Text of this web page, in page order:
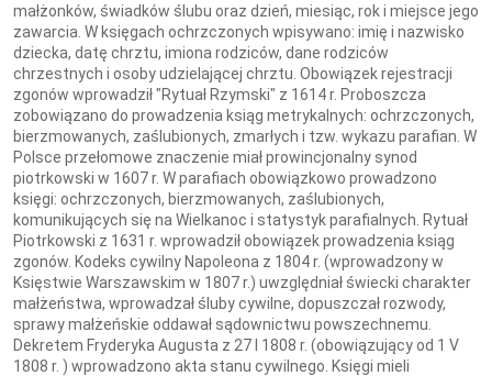
małżonków, świadków ślubu oraz dzień, miesiąc, rok i miejsce jego
zawarcia. W księgach ochrzczonych wpisywano: imię i nazwisko
dziecka, datę chrztu, imiona rodziców, dane rodziców
chrzestnych i osoby udzielającej chrztu. Obowiązek rejestracji
zgonów wprowadził "Rytuał Rzymski" z 1614 r. Proboszcza
zobowiązano do prowadzenia ksiąg metrykalnych: ochrzczonych,
bierzmowanych, zaślubionych, zmarłych i tzw. wykazu parafian. W
Polsce przełomowe znaczenie miał prowincjonalny synod
piotrkowski w 1607 r. W parafiach obowiązkowo prowadzono
księgi: ochrzczonych, bierzmowanych, zaślubionych,
komunikujących się na Wielkanoc i statystyk parafialnych. Rytuał
Piotrkowski z 1631 r. wprowadził obowiązek prowadzenia ksiąg
zgonów. Kodeks cywilny Napoleona z 1804 r. (wprowadzony w
Księstwie Warszawskim w 1807 r.) uwzględniał świecki charakter
małżeństwa, wprowadzał śluby cywilne, dopuszczał rozwody,
sprawy małżeńskie oddawał sądownictwu powszechnemu.
Dekretem Fryderyka Augusta z 27 I 1808 r. (obowiązujący od 1 V
1808 r. ) wprowadzono akta stanu cywilnego. Księgi mieli